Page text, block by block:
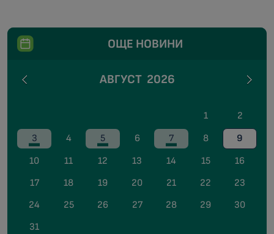
ОЩЕ НОВИНИ
АВГУСТ 2026
1
2
3
4 5 6 7 8
9
10
11 12 13 14 15
16
17
18 19 20 21 22
23
24
25 26 27 28 29
30
31